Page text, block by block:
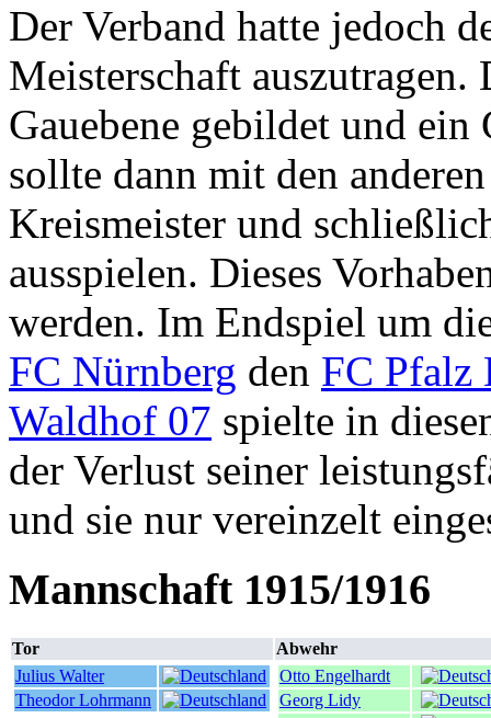
Der Verband hatte jedoch
Meisterschaft
Gauebene gebildet und
sollte dann mit den
Kreismeister und
ausspielen. Dieses
werden. Im Endspiel um
FC Nürnberg den FC Pfalz
Waldhof 07 spielte in
der Verlust seiner
und sie nur vereinzelt
Mannschaft 1915/1916
Tor
Abwehr
Julius Walter
Theodor Lohrmann
Otto Engelhardt
Georg Lidy